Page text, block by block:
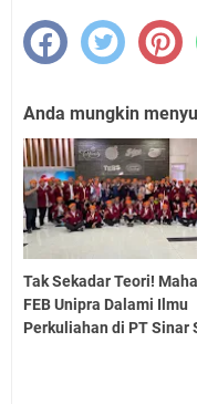
Anda mungkin
Tak Sekadar Teori!
FEB Unipra Dalami Ilmu
Perkuliahan di PT Sinar